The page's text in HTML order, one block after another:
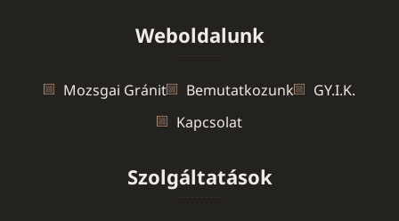
Weboldalunk
Mozsgai Gránit Bemutatkozunk
GY.I.K.
Kapcsolat
Szolgáltatások